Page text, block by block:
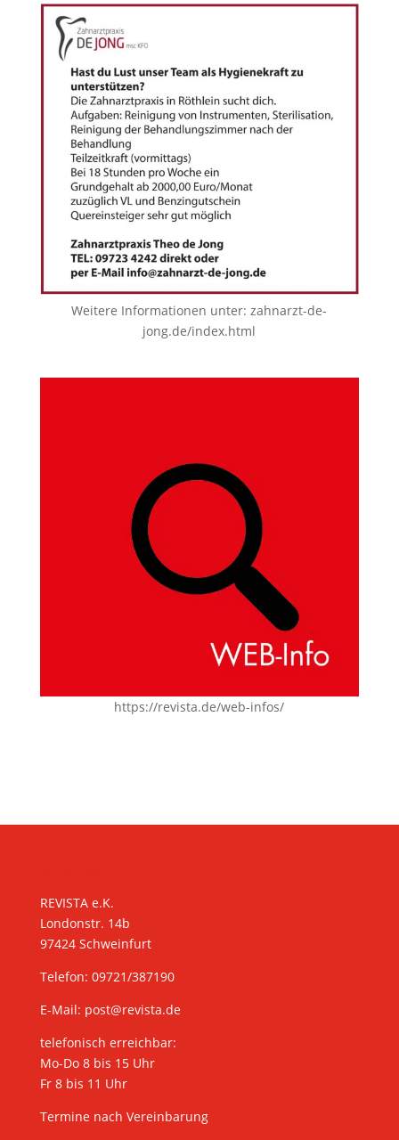
Weitere Informationen unter:zahnarzt-de-
jong.de/index.html
https://revista.de/web-infos/
REVISTA e.K.
Londonstr. 14b
97424 Schweinfurt
Telefon: 09721/387190
E-Mail: post@revista.de
telefonisch erreichbar:
Mo-Do 8 bis 15 Uhr
Fr 8 bis 11 Uhr
Termine nach Vereinbarung